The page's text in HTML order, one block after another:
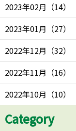
2023年02月 （14）
2023年01月 （27）
2022年12月 （32）
2022年11月 （16）
2022年10月 （10）
Category